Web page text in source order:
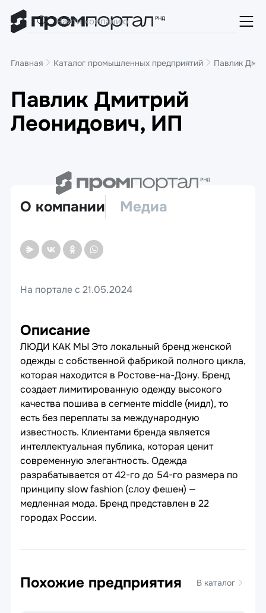
Главная Каталог промышленных предприятий Павлик
Павлик Дмитрий
Леонидович, ИП
О компании Медиа
На портале с 21.05.2024
Описание
ЛЮДИ КАК МЫ Это локальный бренд женской
одежды с собственной фабрикой полного цикла,
которая находится в Ростове-на-Дону. Бренд
создает лимитированную одежду высокого
качества пошива в сегменте middle (мидл), то
есть без переплаты за международную
известность. Клиентами бренда является
интеллектуальная публика, которая ценит
современную элегантность. Одежда
разрабатывается от 42-го до 54-го размера по
принципу slow fashion (слоу фешен) —
медленная мода. Бренд представлен в 22
городах России.
Похожие предприятия В каталог